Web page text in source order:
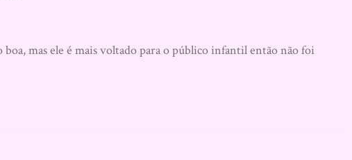
mas ele é mais voltado para o público infantil então não foi